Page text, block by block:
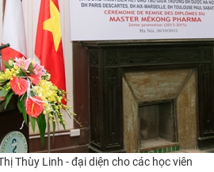
Thùy Linh - đại diện cho các học viên